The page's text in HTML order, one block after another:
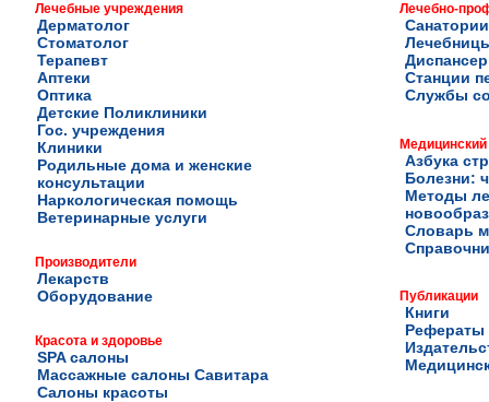
Лечебные учреждения
Дерматолог
Стоматолог
Терапевт
Аптеки
Оптика
Детские Поликлиники
Гос. учреждения
Клиники
Родильные дома и женские
консультации
Наркологическая помощь
Ветеринарные услуги
Производители
Лекарств
Оборудование
Красота и здоровье
SPA салоны
Массажные салоны Савитара
Салоны красоты
Лечебно-
Станции
Службы
Медицинский
Азбука
Болезни:
Методы
Словарь
Публикации
Книги
Рефераты